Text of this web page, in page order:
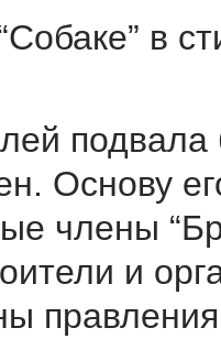
в
Основу
члены
и